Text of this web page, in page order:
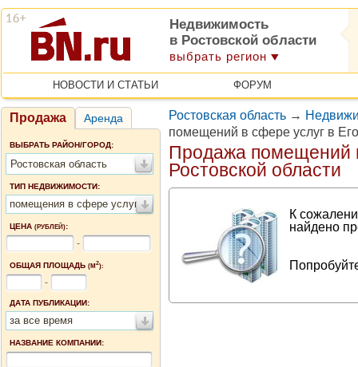
Недвижимость
в Ростовской области
выбрать регион
НОВОСТИ И СТАТЬИ ФОРУМ
Продажа Аренда
ВЫБРАТЬ РАЙОН/ГОРОД:
Ростовская область
ТИП НЕДВИЖИМОСТИ:
помещения в сфере услуг
ЦЕНА (РУБЛЕЙ):
-
ОБЩАЯ ПЛОЩАДЬ (М2):
-
ДАТА ПУБЛИКАЦИИ:
за все время
НАЗВАНИЕ КОМПАНИИ:
Ростовская область →
помещений в сфере услуг в
Продажа помещений
Ростовской области
К
найдено